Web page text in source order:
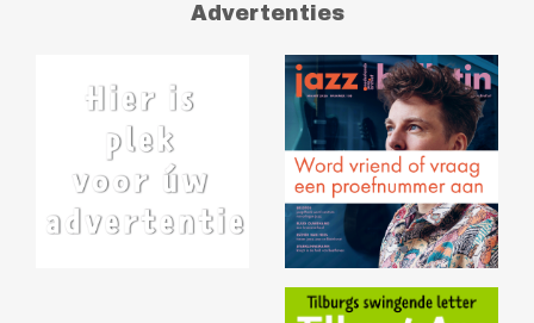
Advertenties